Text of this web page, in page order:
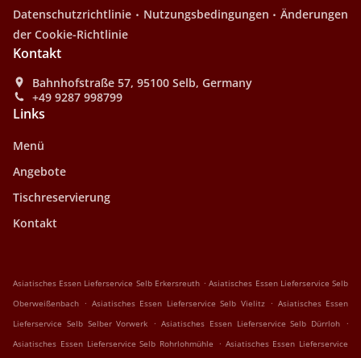
Datenschutzrichtlinie . Nutzungsbedingungen . Änderungen
der Cookie-Richtlinie
Kontakt
Bahnhofstraße 57, 95100 Selb, Germany
+49 9287 998799
Links
Menü
Angebote
Tischreservierung
Kontakt
Asiatisches Essen Lieferservice Selb Erkersreuth . Asiatisches Essen Lieferservice Selb
Oberweißenbach . Asiatisches Essen Lieferservice Selb Vielitz . Asiatisches Essen
Lieferservice Selb Selber Vorwerk . Asiatisches Essen Lieferservice Selb Dürrloh .
Asiatisches Essen Lieferservice Selb Rohrlohmühle . Asiatisches Essen Lieferservice